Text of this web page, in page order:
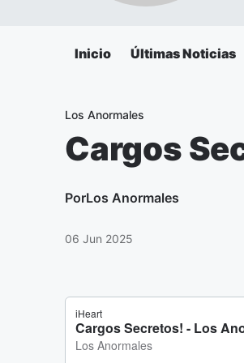
Inicio Últimas Noticias
Los Anormales
Cargos
PorLos Anormales
06 Jun 2025